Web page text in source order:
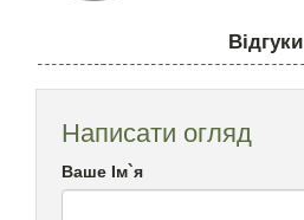
Відгуки
Написати огляд
Ваше Ім`я